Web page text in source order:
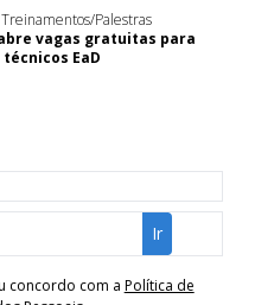
Palestras
vagas gratuitas para
EaD
concordo com a Política de